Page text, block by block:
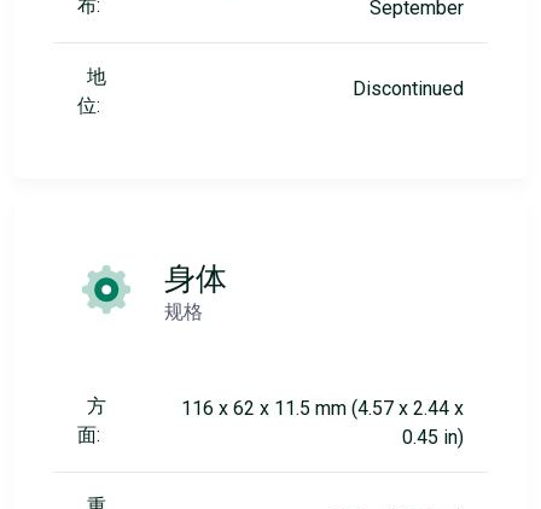
布:
September
地
位:
Discontinued
身体
规格
方
面:
116 x 62 x 11.5 mm (4.57 x 2.44 x
0.45 in)